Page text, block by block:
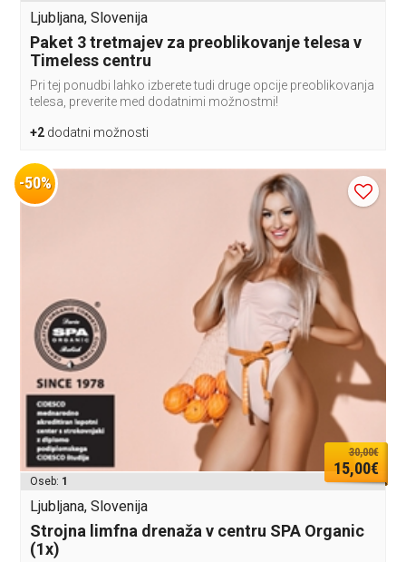
Ljubljana, Slovenija
Paket 3 tretmajev za preoblikovanje telesa v
Timeless centru
Pri tej ponudbi lahko izberete tudi druge opcije preoblikovanja
telesa, preverite med dodatnimi možnostmi!
+2 dodatni možnosti
-50%
30,00€
15,00€
Oseb: 1
Ljubljana, Slovenija
Strojna limfna drenaža v centru SPA Organic
(1x)